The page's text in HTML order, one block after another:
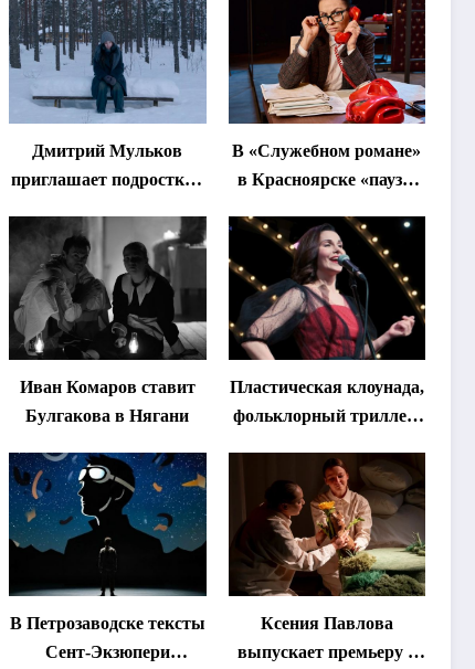
Дмитрий Мульков
приглашает подростков
«спектакль-
солостальгию»
В «Служебном романе»
в Красноярске «паузы
Иван Комаров ставит
Булгакова в Нягани
Пластическая клоунада,
фольклорный триллер,
Что покажут на втором
этапе фестиваля
«Монокль»
В Петрозаводске тексты
Сент-Экзюпери
Ксения Павлова
выпускает премьеру о